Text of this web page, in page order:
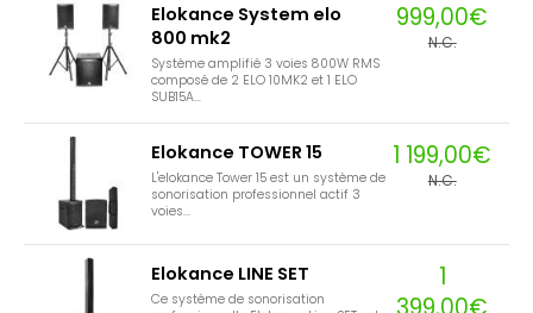
Elokance System elo
800 mk2
Système amplifié 3 voies 800W RMS
composé de 2 ELO 10MK2 et 1 ELO
SUB15A...
999,00€
N.C.
Elokance TOWER 15
L'elokance Tower 15 est un système de
sonorisation professionnel actif 3
voies...
1 199,00€
N.C.
Elokance LINE SET
Ce système de sonorisation
1